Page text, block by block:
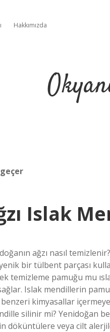
Hakkımızda
Islak
ağzı nasıl temizlenir?
bir tülbent parçası
temizleme pamuğu mu
Islak mendillerin
kimyasallar
silinir mi? Yenidoğan
döküntülere veya cilt